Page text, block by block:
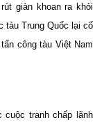
giàn khoan ra khỏi
tàu Trung Quốc lại cố
công tàu Việt Nam
cuộc tranh chấp lãnh